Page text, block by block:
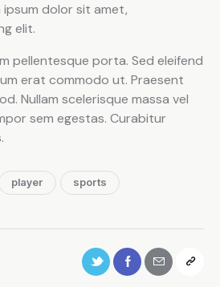
dolor sit amet,
elit.
pellentesque porta. Sed eleifend
erat commodo ut. Praesent
Nullam scelerisque massa vel
sem egestas. Curabitur
player sports